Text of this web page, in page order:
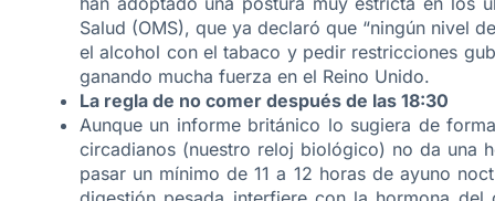
Salud (OMS), que ya declaró que “ningún nivel
el alcohol con el tabaco y pedir restricciones
ganando mucha fuerza en el Reino Unido.
La regla de no comer después de las 18:30
Aunque un informe británico lo sugiera de
circadianos (nuestro reloj biológico) no da una
pasar un mínimo de 11 a 12 horas de ayuno